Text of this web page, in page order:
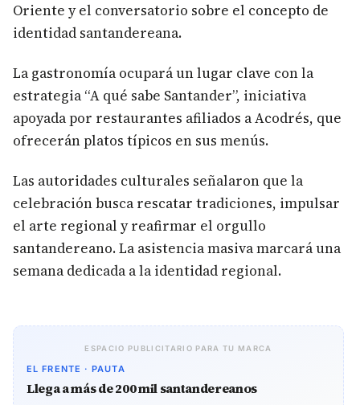
Oriente y el conversatorio sobre el concepto de
identidad santandereana.
La gastronomía ocupará un lugar clave con la
estrategia “A qué sabe Santander”, iniciativa
apoyada por restaurantes afiliados a Acodrés, que
ofrecerán platos típicos en sus menús.
Las autoridades culturales señalaron que la
celebración busca rescatar tradiciones, impulsar
el arte regional y reafirmar el orgullo
santandereano. La asistencia masiva marcará una
semana dedicada a la identidad regional.
ESPACIO PUBLICITARIO PARA TU MARCA
EL FRENTE · PAUTA
Llega a más de 200 mil santandereanos